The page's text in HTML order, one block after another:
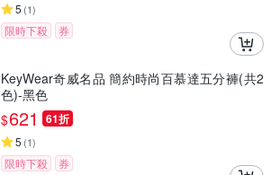
5 (1)
限時下殺 券
KeyWear奇威名品 簡約時尚百慕達五分褲(共2
色)-黑色
$621 61折
5 (1)
限時下殺 券